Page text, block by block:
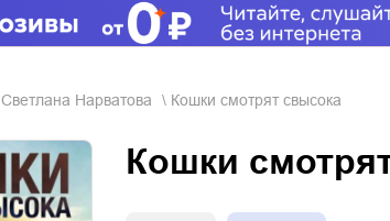
Светлана Нарватова Кошки смотрят свысока
Кошки